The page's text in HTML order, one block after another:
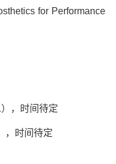
for Performance
，时间待定
，时间待定